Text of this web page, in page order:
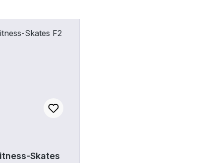
Skates